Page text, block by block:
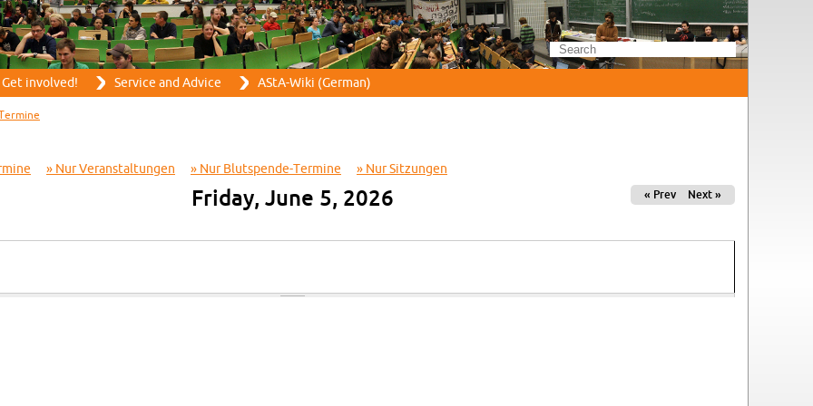
Skip to main content
Get in­volved! Ser­vice and Ad­vice AStA-Wiki (Ger­man)
Nur Ve­r­anstal­tun­gen Nur Blut­spende-Ter­mine Nur Sitzun­gen
Fri­day, June 5, 2026 « Prev Next »